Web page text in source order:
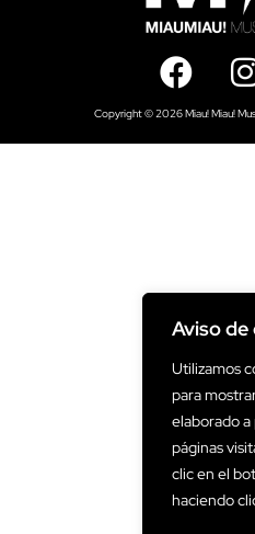
Aviso de
Utilizamos
para
elaborado
páginas
clic en el
haciendo
Copyright © 2026 Miau! Miau!